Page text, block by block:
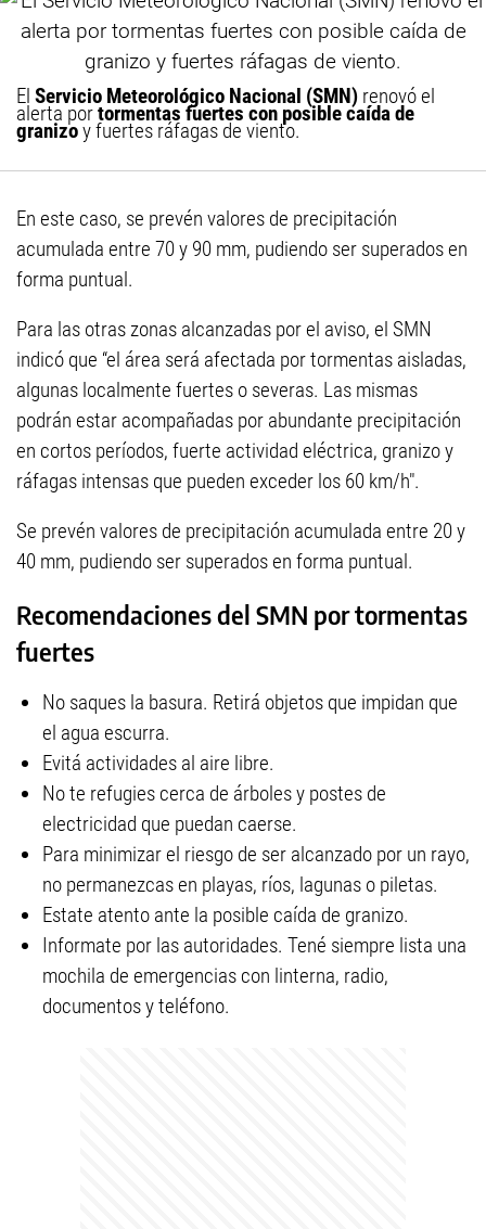
El Servicio Meteorológico Nacional (SMN) renovó el
alerta portormentas fuertes con posible caída de
granizoy fuertes ráfagas de viento.
En este caso, se prevén valores de precipitación
acumulada entre 70 y 90 mm, pudiendo ser superados en
forma puntual.
Para las otras zonas alcanzadas por el aviso, el SMN
indicó que “el área será afectada por tormentas aisladas,
algunas localmente fuertes o severas. Las mismas
podrán estar acompañadas por abundante precipitación
en cortos períodos, fuerte actividad eléctrica, granizo y
ráfagas intensas que pueden exceder los 60 km/h".
Se prevén valores de precipitación acumulada entre 20 y
40 mm, pudiendo ser superados en forma puntual.
Recomendaciones del SMN por tormentas
fuertes
No saques la basura. Retirá objetos que impidan que
el agua escurra.
Evitá actividades al aire libre.
No te refugies cerca de árboles y postes de
electricidad que puedan caerse.
Para minimizar el riesgo de ser alcanzado por un rayo,
no permanezcas en playas, ríos, lagunas o piletas.
Estate atento ante la posible caída de granizo.
Informate por las autoridades. Tené siempre lista una
mochila de emergencias con linterna, radio,
documentos y teléfono.